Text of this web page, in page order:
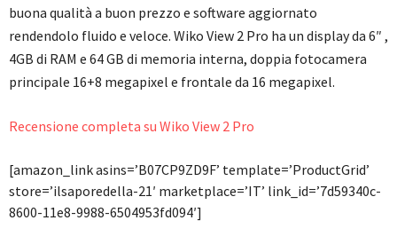
buona qualità a buon prezzo e software aggiornato
rendendolo fluido e veloce. Wiko View 2 Pro ha un display da 6″ ,
4GB di RAM e 64 GB di memoria interna, doppia fotocamera
principale 16+8 megapixel e frontale da 16 megapixel.
Recensione completa su Wiko View 2 Pro
[amazon_link asins=’B07CP9ZD9F’ template=’ProductGrid’
store=’ilsaporedella-21′ marketplace=’IT’ link_id=’7d59340c-
8600-11e8-9988-6504953fd094′]